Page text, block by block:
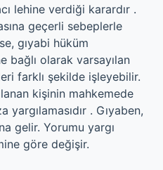
lehine verdiği karardır .
geçerli sebeplerle
gıyabi hüküm
bağlı olarak varsayılan
farklı şekilde işleyebilir.
kişinin mahkemede
yargılamasıdır . Gıyaben,
gelir. Yorumu yargı
göre değişir.